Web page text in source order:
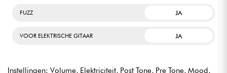
FUZZ JA
VOOR ELEKTRISCHE GITAAR JA
Instellingen: Volume, Elektriciteit, Post Tone, Pre Tone, Mood,